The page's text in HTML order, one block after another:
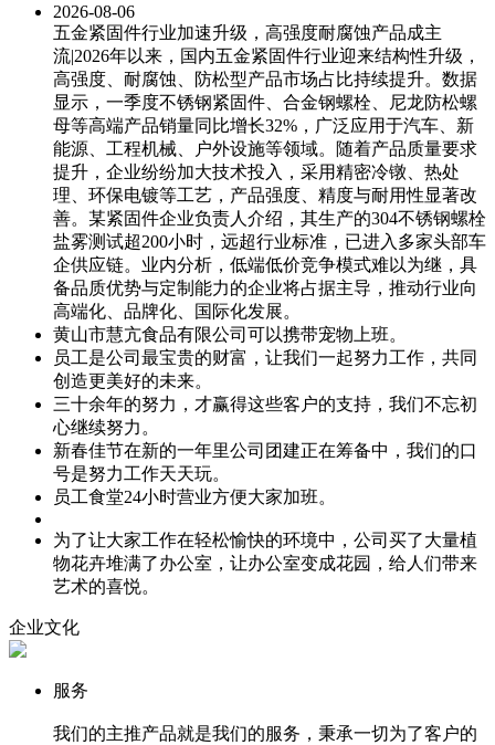
2026-08-06
五金紧固件行业加速升级，高强度耐腐蚀产品成主
流|2026年以来，国内五金紧固件行业迎来结构性升级，
高强度、耐腐蚀、防松型产品市场占比持续提升。数据
显示，一季度不锈钢紧固件、合金钢螺栓、尼龙防松螺
母等高端产品销量同比增长32%，广泛应用于汽车、新
能源、工程机械、户外设施等领域。随着产品质量要求
提升，企业纷纷加大技术投入，采用精密冷镦、热处
理、环保电镀等工艺，产品强度、精度与耐用性显著改
善。某紧固件企业负责人介绍，其生产的304不锈钢螺栓
盐雾测试超200小时，远超行业标准，已进入多家头部车
企供应链。业内分析，低端低价竞争模式难以为继，具
备品质优势与定制能力的企业将占据主导，推动行业向
高端化、品牌化、国际化发展。
黄山市慧亢食品有限公司可以携带宠物上班。
员工是公司最宝贵的财富，让我们一起努力工作，共同
创造更美好的未来。
三十余年的努力，才赢得这些客户的支持，我们不忘初
心继续努力。
新春佳节在新的一年里公司团建正在筹备中，我们的口
号是努力工作天天玩。
员工食堂24小时营业方便大家加班。
为了让大家工作在轻松愉快的环境中，公司买了大量植
物花卉堆满了办公室，让办公室变成花园，给人们带来
艺术的喜悦。
企业文化
服务
我们的主推产品就是我们的服务，秉承一切为了客户的